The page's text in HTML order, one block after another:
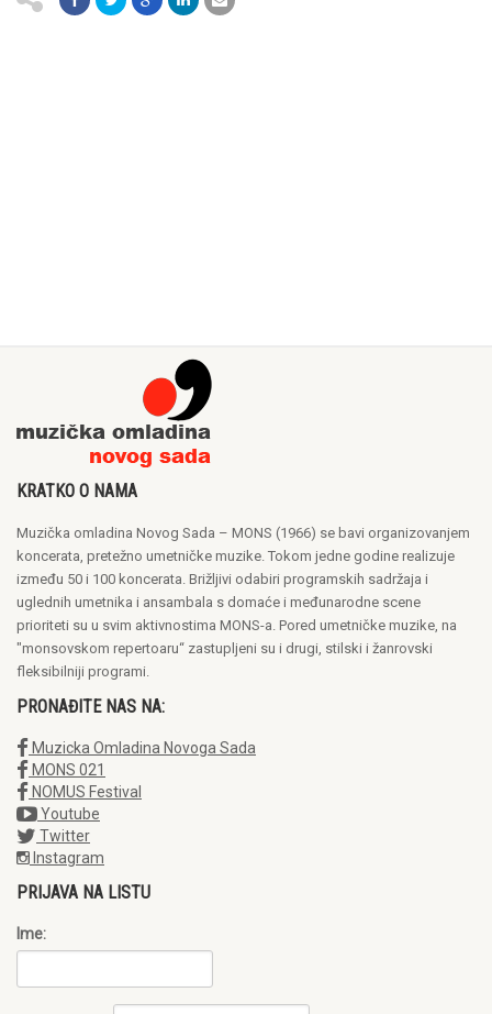
KRATKO O NAMA
Muzička omladina Novog Sada – MONS (1966) se bavi organizovanjem
koncerata, pretežno umetničke muzike. Tokom jedne godine realizuje
između 50 i 100 koncerata. Brižljivi odabiri programskih sadržaja i
uglednih umetnika i ansambala s domaće i međunarodne scene
prioriteti su u svim aktivnostima MONS-a. Pored umetničke muzike, na
"monsovskom repertoaru“ zastupljeni su i drugi, stilski i žanrovski
fleksibilniji programi.
PRONAĐITE NAS NA:
Muzicka Omladina Novoga Sada
MONS 021
NOMUS Festival
Youtube
Twitter
Instagram
PRIJAVA NA LISTU
Ime: